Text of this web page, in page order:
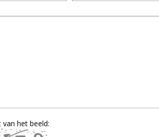
het beeld: